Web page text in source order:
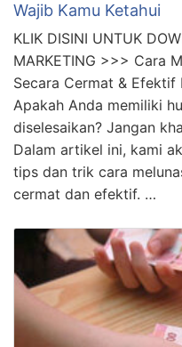
Wajib Kamu Ketahui
KLIK DISINI UNTUK
MARKETING >>> Cara
Secara Cermat & Efektif
Apakah Anda memiliki
diselesaikan? Jangan
Dalam artikel ini, kami
tips dan trik cara
cermat dan efektif. …